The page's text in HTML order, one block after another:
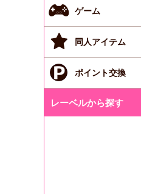
ゲーム
同人アイテム
ポイント交換
レーベルから探す